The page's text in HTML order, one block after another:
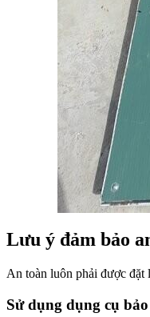
Lưu ý đảm bảo
An toàn luôn phải được đặt
Sử dụng dụng cụ